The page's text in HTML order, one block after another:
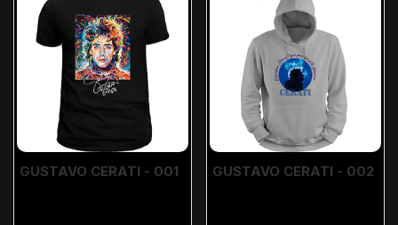
GUSTAVO CERATI - 001 GUSTAVO CERATI - 002